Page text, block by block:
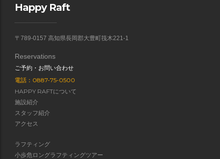
Happy Raft
〒789-0157 高知県長岡郡大豊町筏木221-1
Reservations
ご予約・お問い合わせ
電話：0887-75-0500
HAPPY RAFTについて
施設紹介
スタッフ紹介
アクセス
ラフティング
小歩危ロングラフティングツアー